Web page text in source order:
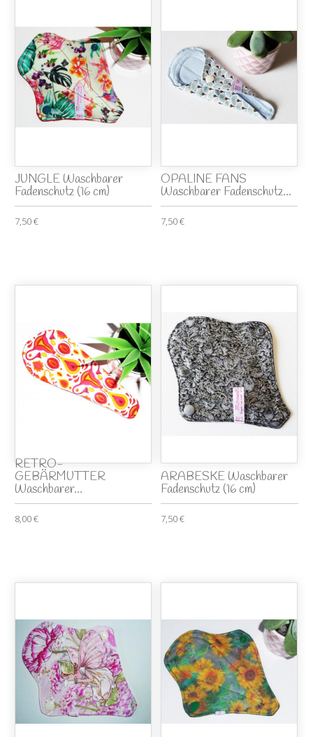
JUNGLE Waschbarer
Fadenschutz (16 cm)
7,50 €
OPALINE FANS
Waschbarer Fadenschutz...
7,50 €
RETRO-
GEBÄRMUTTER
Waschbarer...
8,00 €
ARABESKE Waschbarer
Fadenschutz (16 cm)
7,50 €